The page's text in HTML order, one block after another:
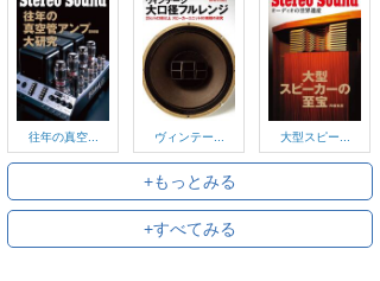
往年の真空... ヴィンテー... 大型スピー...
+もっとみる
+すべてみる